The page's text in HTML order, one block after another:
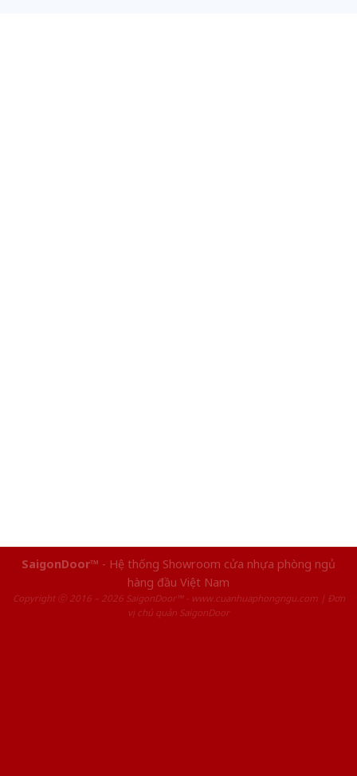
SaigonDoor™ - Hệ thống Showroom cửa nhựa phòng ngủ
hàng đầu Việt Nam
Copyright ⓒ 2016 – 2026 SaigonDoor™ - www.cuanhuaphongngu.com | Đơn
vị chủ quản SaigonDoor